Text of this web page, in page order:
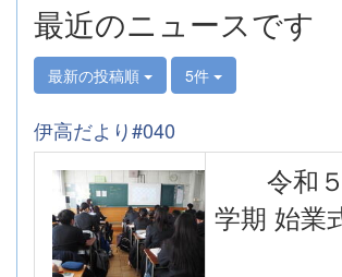
最近のニュースです
最新の投稿順 5件
伊高だより#040
令和５
学期 始業